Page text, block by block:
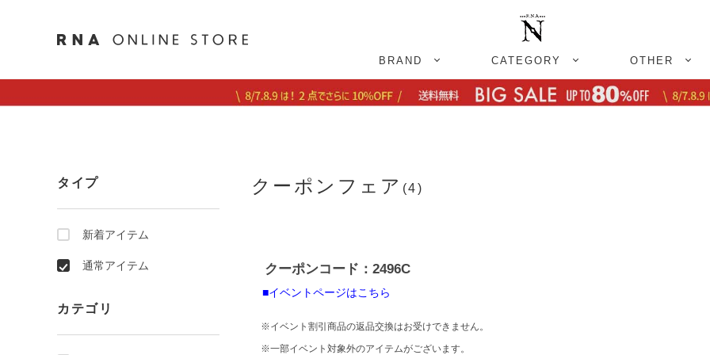
BRAND CATEGORY OTHER
タイプ
新着アイテム
通常アイテム
カテゴリ
クーポンフェア (4)
クーポンコード：2496C
■イベントページはこちら
※イベント割引商品の返品交換はお受けできません。
※一部イベント対象外のアイテムがございます。